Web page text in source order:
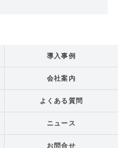
導入事例
会社案内
よくある質問
ニュース
お問合せ